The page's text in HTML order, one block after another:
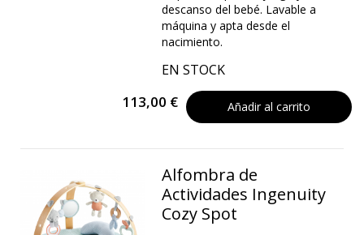
descanso del bebé. Lavable a
máquina y apta desde el
nacimiento.
EN STOCK
113,00 € Añadir al carrito
Alfombra de
Actividades Ingenuity
Cozy Spot